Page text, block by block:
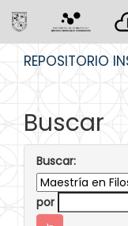
REPOSITORIO
Buscar
Buscar:
por